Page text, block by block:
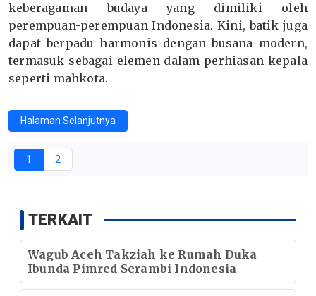
keberagaman budaya yang dimiliki oleh
perempuan-perempuan Indonesia. Kini, batik juga
dapat berpadu harmonis dengan busana modern,
termasuk sebagai elemen dalam perhiasan kepala
seperti mahkota.
Halaman Selanjutnya
1 2
TERKAIT
Wagub Aceh Takziah ke Rumah Duka
Ibunda Pimred Serambi Indonesia